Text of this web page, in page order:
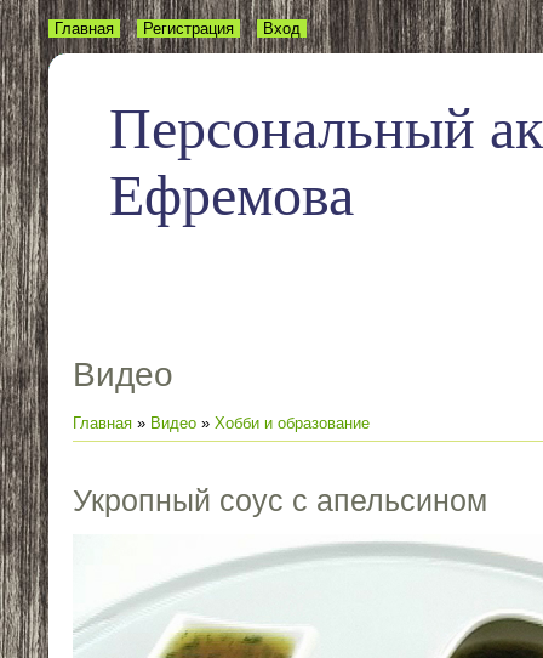
Персональный
Ефремова
Главная Регистрация Вход
Видео
Главная » Видео » Хобби и образование
Укропный соус с апельсином